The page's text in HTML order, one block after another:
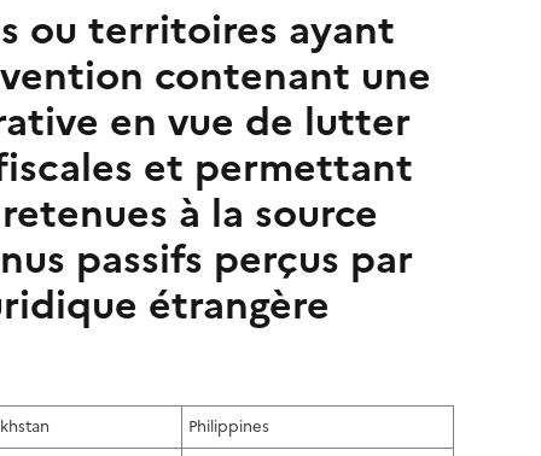
ou territoires ayant
contenant une
en vue de lutter
et permettant
à la source
passifs perçus par
étrangère
Philippines